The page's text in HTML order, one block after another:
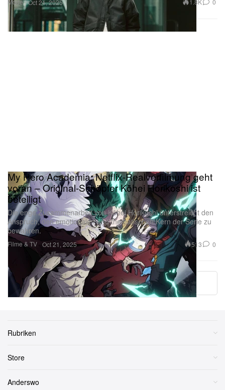
Oct 21, 2025 1.8K 0
Filme & TV
My Hero Academia: Netflix-Realverfilmung geht
voran – Original-Schöpfer Kōhei Horikoshi ist
beteiligt
Die enge Zusammenarbeit von Kōhei Horikoshi unterstreicht den
Anspruch, den emotionalen und thematischen Kern der Serie zu
bewahren.
Oct 21, 2025 513 0
More ▾
Rubriken
Store
Anderswo